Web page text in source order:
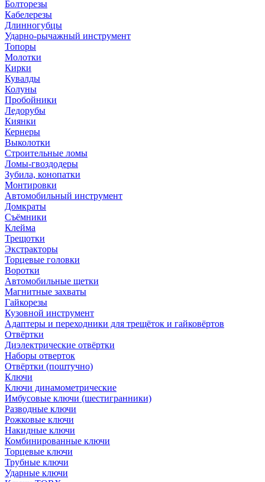
Болторезы
Кабелерезы
Длинногубцы
Ударно-рычажный инструмент
Топоры
Молотки
Кирки
Кувалды
Колуны
Пробойники
Ледорубы
Киянки
Кернеры
Выколотки
Строительные ломы
Ломы-гвоздодеры
Зубила, конопатки
Монтировки
Автомобильный инструмент
Домкраты
Съёмники
Клейма
Трещотки
Экстракторы
Торцевые головки
Воротки
Автомобильные щетки
Магнитные захваты
Гайкорезы
Кузовной инструмент
Адаптеры и переходники для трещёток и гайковёртов
Отвёртки
Диэлектрические отвёртки
Наборы отверток
Отвёртки (поштучно)
Ключи
Ключи динамометрические
Имбусовые ключи (шестигранники)
Разводные ключи
Рожковые ключи
Накидные ключи
Комбинированные ключи
Торцевые ключи
Трубные ключи
Ударные ключи